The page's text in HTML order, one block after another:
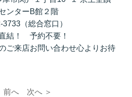
ンターB館２階
（総合窓口）
結！ 予約不要！
ご来店お問い合わせ心よりお待
前へ 次へ ＞